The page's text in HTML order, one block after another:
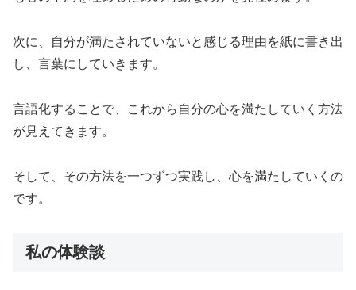
次に、自分が満たされていないと感じる理由を紙に書き出
し、言葉にしていきます。
言語化することで、これから自分の心を満たしていく方法
が見えてきます。
そして、その方法を一つずつ実践し、心を満たしていくの
です。
私の体験談